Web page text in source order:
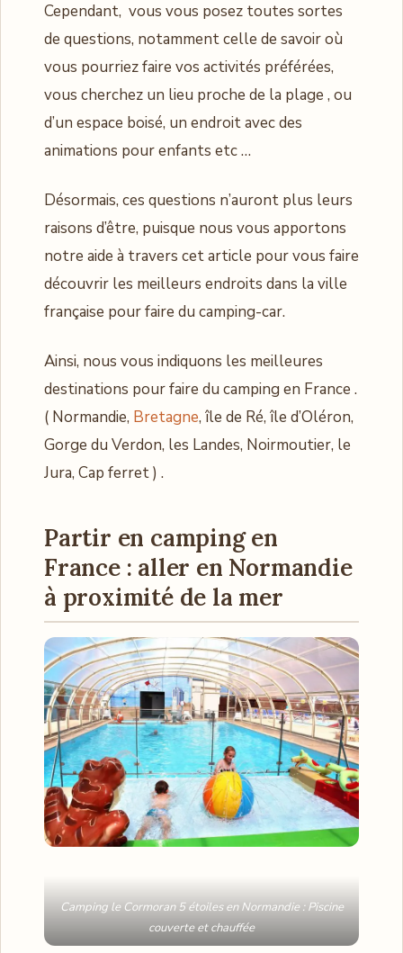
Cependant, vous vous posez toutes sortes
de questions, notamment celle de savoir où
vous pourriez faire vos activités préférées,
vous cherchez un lieu proche de la plage , ou
d’un espace boisé, un endroit avec des
animations pour enfants etc …
Désormais, ces questions n’auront plus leurs
raisons d’être, puisque nous vous apportons
notre aide à travers cet article pour vous faire
découvrir les meilleurs endroits dans la ville
française pour faire du camping-car.
Ainsi, nous vous indiquons les meilleures
destinations pour faire du camping en France .
( Normandie, Bretagne, île de Ré, île d’Oléron,
Gorge du Verdon, les Landes, Noirmoutier, le
Jura, Cap ferret ) .
Partir en camping en
France : aller en Normandie
à proximité de la mer
Camping le Cormoran 5 étoiles en Normandie : Piscine
couverte et chauffée